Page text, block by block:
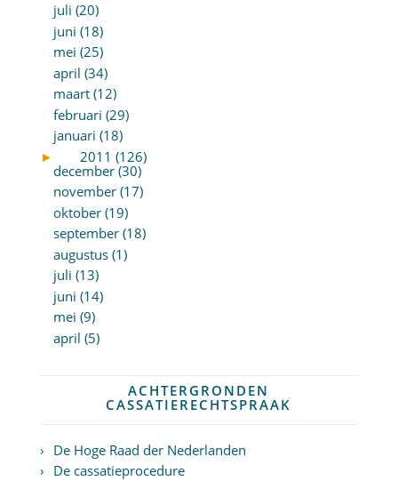
juli (20)
juni (18)
mei (25)
april (34)
maart (12)
februari (29)
januari (18)
►
2011 (126)
december (30)
november (17)
oktober (19)
september (18)
augustus (1)
juli (13)
juni (14)
mei (9)
april (5)
ACHTERGRONDEN
CASSATIERECHTSPRAAK
De Hoge Raad der Nederlanden
De cassatieprocedure